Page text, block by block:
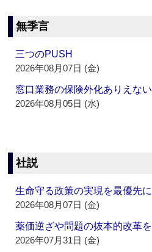
無季言
三つのPUSH
2026年08月07日 (金)
窓口業務の保険外化ありえない
2026年08月05日 (水)
社説
生命守る政策の実現を最優先に
2026年08月07日 (金)
薬価逆ざや問題の抜本的改革を
2026年07月31日 (金)